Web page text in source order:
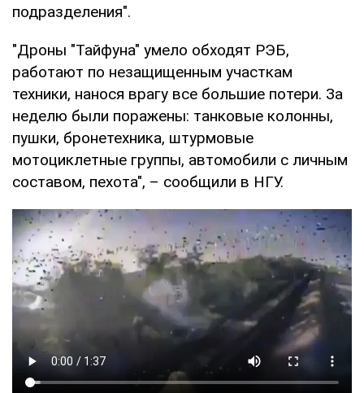
подразделения".
"Дроны "Тайфуна" умело обходят РЭБ,
работают по незащищенным участкам
техники, нанося врагу все большие потери. За
неделю были поражены: танковые колонны,
пушки, бронетехника, штурмовые
мотоциклетные группы, автомобили с личным
составом, пехота", – сообщили в НГУ.